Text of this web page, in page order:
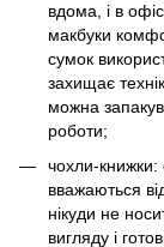
вдома, і в
макбуки
сумок
захищає
можна
роботи;
чохли-книжки:
вважаються
нікуди не
вигляду і